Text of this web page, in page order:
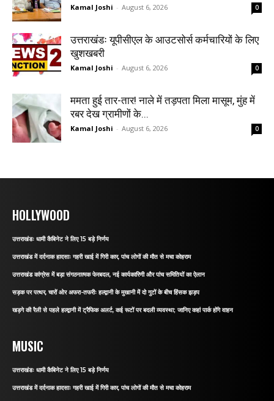
Kamal Joshi - August 6, 2026 0
उत्तराखंडः यूपीसीएल के आउटसोर्स कर्मचारियों के लिए
खुशखबरी
Kamal Joshi - August 6, 2026 0
ममता हुई तार-तार! नाले में तड़पता मिला मासूम, मुंह में
रबर देख ग्रामीणों के...
Kamal Joshi - August 6, 2026 0
HOLLYWOOD
उत्तराखंडः धामी कैबिनेट ने लिए 15 बड़े निर्णय
उत्तराखंड में दर्दनाक हादसाः गहरी खाई में गिरी कार, पांच लोगों की मौत से मचा कोहराम
उत्तराखंड कांग्रेस में बड़ा संगठनात्मक फेरबदल, नई कार्यकारिणी और पांच समितियों का ऐलान
सड़क पर पत्थर, चारों ओर अफरा-तफरीः हल्द्वानी के मुखानी में दो गुटों के बीच हिंसक झड़प
खड़गे की रैली से पहले हल्द्वानी में ट्रैफिक अलर्ट, कई रूटों पर बदली व्यवस्था; जानिए कहां पार्क होंगे वाहन
MUSIC
उत्तराखंडः धामी कैबिनेट ने लिए 15 बड़े निर्णय
उत्तराखंड में दर्दनाक हादसाः गहरी खाई में गिरी कार, पांच लोगों की मौत से मचा कोहराम